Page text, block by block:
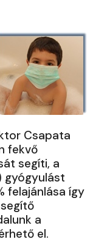
Csapata
fekvő
segíti, a
gyógyulást
felajánlása így
a
el.